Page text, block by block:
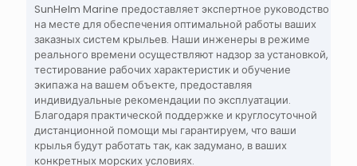
SunHelm Marine предоставляет экспертное руководство
на месте для обеспечения оптимальной работы ваших
заказных систем крыльев. Наши инженеры в режиме
реального времени осуществляют надзор за установкой,
тестирование рабочих характеристик и обучение
экипажа на вашем объекте, предоставляя
индивидуальные рекомендации по эксплуатации.
Благодаря практической поддержке и круглосуточной
дистанционной помощи мы гарантируем, что ваши
крылья будут работать так, как задумано, в ваших
конкретных морских условиях.